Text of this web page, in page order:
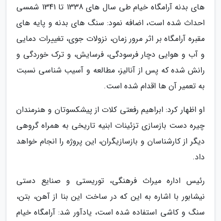
های بدنه آرامگاه خیام طی سال های 1338 تا 1341 شمسی
احداث شده است، اضافه نمود: سنگ های بدنه و پایه های
مقبره آرامگاه بر اثر مرور زمان، نزولات جوی، تغییرات دمایی
و آب و هوایی دچار فرسودگی، فرسایش، و ترک خوردگی و
رانش شده که پس از آنالیز، مطالعه و آسیب شناسی نسبت
به تعمیر آن ها اقدام شده است.
او اظهار کرد: ابراهیم رفعتی کلات از پیشکسوتان و هنرمندان
چیره دست بازسازی تزئینات ابنیه تاریخی به همراه گروهی
دیگر از کارشناسان و بازسازیگران، این پروژه را انجام خواهد
داد.
رئیس اداره میراث فرهنگی، توریستی و صنایع دستی
نیشابور با اشاره به این که در ساخت این بنا از آهن، بتن،
سنگ و کاشی استفاده شده است، یادآور شد: آرامگاه خیام